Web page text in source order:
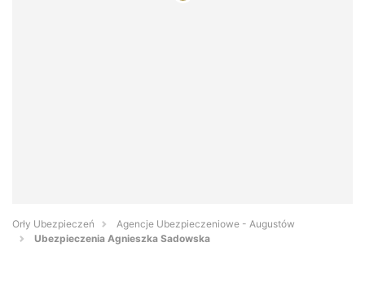
Orły Ubezpieczeń
Agencje Ubezpieczeniowe - Augustów
Ubezpieczenia Agnieszka Sadowska